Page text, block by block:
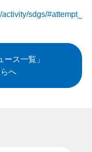
sdgs/#attempt_
ース一覧」
へ